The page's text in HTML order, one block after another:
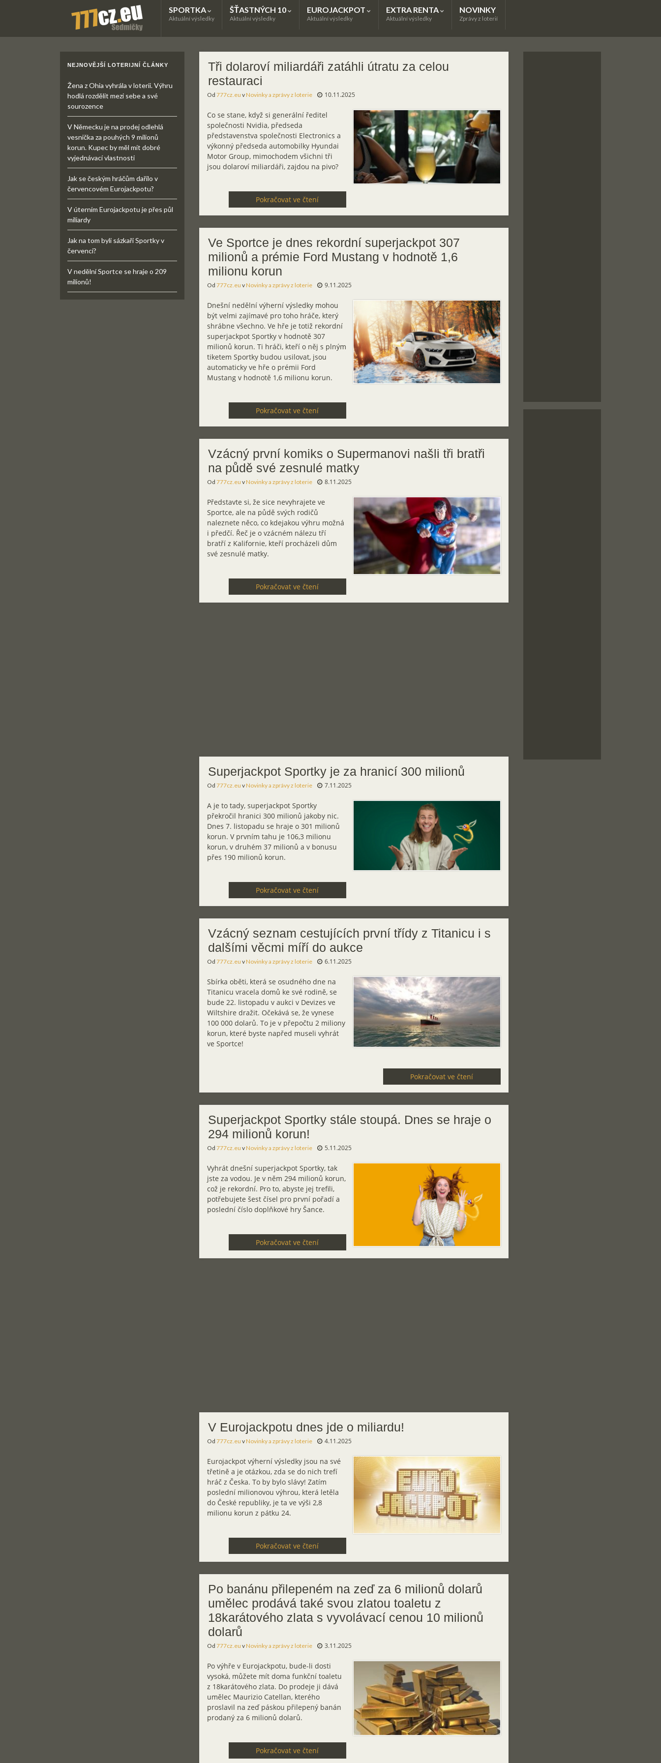
SPORTKA
Aktuální výsledky
ŠŤASTNÝCH 10
Aktuální výsledky
EUROJACKPOT
Aktuální výsledky
EXTRA RENTA
Aktuální výsledky
NOVINKY
Zprávy z loterií
Tři dolaroví miliardáři zatáhli útratu za celou
restauraci
Od 777cz.eu vNovinky a zprávy z loterie 10.11.2025
Co se stane, když si generální ředitel
společnosti Nvidia, předseda
představenstva společnosti Electronics a
výkonný předseda automobilky Hyundai
Motor Group, mimochodem všichni tři
jsou dolaroví miliardáři, zajdou na pivo?
Pokračovat ve čtení
Ve Sportce je dnes rekordní superjackpot 307
milionů a prémie Ford Mustang v hodnotě 1,6
milionu korun
Od 777cz.eu vNovinky a zprávy z loterie 9.11.2025
Dnešní nedělní výherní výsledky mohou
být velmi zajímavé pro toho hráče, který
shrábne všechno. Ve hře je totiž rekordní
superjackpot Sportky v hodnotě 307
milionů korun. Ti hráči, kteří o něj s plným
tiketem Sportky budou usilovat, jsou
automaticky ve hře o prémii Ford
Mustang v hodnotě 1,6 milionu korun.
Pokračovat ve čtení
Vzácný první komiks o Supermanovi našli tři bratři
na půdě své zesnulé matky
Od 777cz.eu vNovinky a zprávy z loterie 8.11.2025
Představte si, že sice nevyhrajete ve
Sportce, ale na půdě svých rodičů
naleznete něco, co kdejakou výhru možná
i předčí. Řeč je o vzácném nálezu tří
bratří z Kalifornie, kteří procházeli dům
své zesnulé matky.
Pokračovat ve čtení
Superjackpot Sportky je za hranicí 300 milionů
Od 777cz.eu vNovinky a zprávy z loterie 7.11.2025
A je to tady, superjackpot Sportky
překročil hranici 300 milionů jakoby nic.
Dnes 7. listopadu se hraje o 301 milionů
korun. V prvním tahu je 106,3 milionu
korun, v druhém 37 milionů a v bonusu
přes 190 milionů korun.
Pokračovat ve čtení
Vzácný seznam cestujících první třídy z Titanicu i s
dalšími věcmi míří do aukce
Od 777cz.eu vNovinky a zprávy z loterie 6.11.2025
Sbírka oběti, která se osudného dne na
Titanicu vracela domů ke své rodině, se
bude 22. listopadu v aukci v Devizes ve
Wiltshire dražit. Očekává se, že vynese
100 000 dolarů. To je v přepočtu 2 miliony
korun, které byste napřed museli vyhrát
ve Sportce!
Pokračovat ve čtení
Superjackpot Sportky stále stoupá. Dnes se hraje o
294 milionů korun!
Od 777cz.eu vNovinky a zprávy z loterie 5.11.2025
Vyhrát dnešní superjackpot Sportky, tak
jste za vodou. Je v něm 294 milionů korun,
což je rekordní. Pro to, abyste jej trefili,
potřebujete šest čísel pro první pořadí a
poslední číslo doplňkové hry Šance.
Pokračovat ve čtení
V Eurojackpotu dnes jde o miliardu!
Od 777cz.eu vNovinky a zprávy z loterie 4.11.2025
Eurojackpot výherní výsledky jsou na své
třetině a je otázkou, zda se do nich trefí
hráč z Česka. To by bylo slávy! Zatím
poslední milionovou výhrou, která letěla
do České republiky, je ta ve výši 2,8
milionu korun z pátku 24.
Pokračovat ve čtení
Po banánu přilepeném na zeď za 6 milionů dolarů
umělec prodává také svou zlatou toaletu z
18karátového zlata s vyvolávací cenou 10 milionů
dolarů
Od 777cz.eu vNovinky a zprávy z loterie 3.11.2025
Po výhře v Eurojackpotu, bude-li dosti
vysoká, můžete mít doma funkční toaletu
z 18karátového zlata. Do prodeje ji dává
umělec Maurizio Catellan, kterého
proslavil na zeď páskou přilepený banán
prodaný za 6 milionů dolarů.
Pokračovat ve čtení
NEJNOVĚJŠÍ LOTERIJNÍ ČLÁNKY
Žena z Ohia vyhrála v loterii. Výhru
hodlá rozdělit mezi sebe a své
sourozence
V Německu je na prodej odlehlá
vesnička za pouhých 9 milionů
korun. Kupec by měl mít dobré
vyjednávací vlastnosti
Jak se českým hráčům dařilo v
červencovém Eurojackpotu?
V úterním Eurojackpotu je přes půl
miliardy
Jak na tom byli sázkaři Sportky v
červenci?
V nedělní Sportce se hraje o 209
milionů!